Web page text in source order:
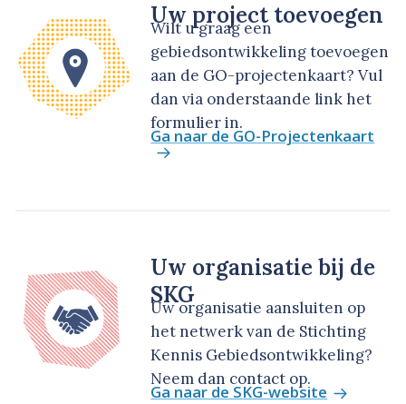
Uw project toevoegen
Wilt u graag een
gebiedsontwikkeling toevoegen
aan de GO-projectenkaart? Vul
dan via onderstaande link het
formulier in.
Ga naar de GO-Projectenkaart
Uw organisatie bij de
SKG
Uw organisatie aansluiten op
het netwerk van de Stichting
Kennis Gebiedsontwikkeling?
Neem dan contact op.
Ga naar de SKG-website